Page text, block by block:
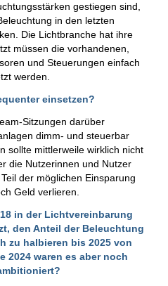
gestiegen sind,
in den letzten
Die Lichtbranche hat ihre
müssen die vorhandenen,
und Steuerungen einfach
werden.
einsetzen?
Sitzungen darüber
dimm- und steuerbar
sollte mittlerweile wirklich nicht
die Nutzerinnen und Nutzer
der möglichen Einsparung
Geld verlieren.
in der Lichtvereinbarung
den Anteil der Beleuchtung
zu halbieren bis 2025 von
2024 waren es aber noch